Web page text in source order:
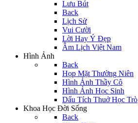
Lưu Bút
Back
Lịch Sử
Vui Cười
Lời Hay Ý Đẹp
Âm Lịch Việt Nam
Hình Ảnh
Back
Họp Mặt Thường Niên
Hình Ảnh Thầy Cô
Hình Ảnh Học Sinh
Dấu Tích Thuở Học Trò
Khoa Học Đời Sống
Back